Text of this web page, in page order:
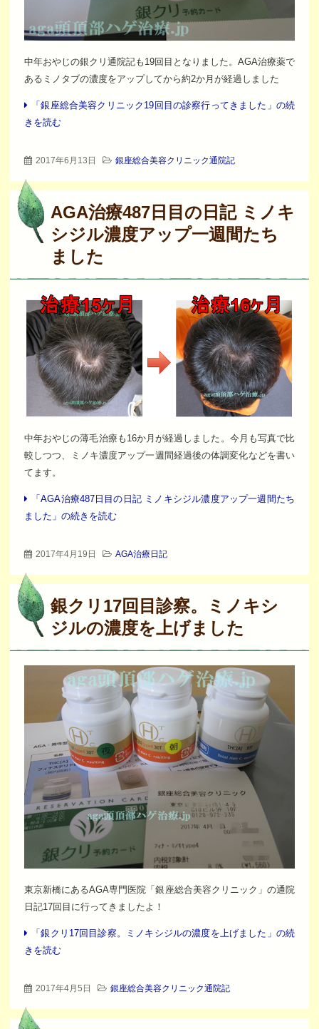
中年おやじの銀クリ通院記も19回目となりました。AGA治療薬で
あるミノタブの濃度をアップしてから約2か月が経過しました
「銀座総合美容クリニック19回目の診察行ってきました」の続
きを読む
2017年6月13日 銀座総合美容クリニック通院記
AGA治療487日目の日記 ミノキ
シジル濃度アップ一週間たち
ました
中年おやじの薄毛治療も16か月が経過しました。今月も写真で比
較しつつ、ミノキ濃度アップ一週間経過後の体調変化などを書い
てます。
「AGA治療487日目の日記 ミノキシジル濃度アップ一週間たち
ました」の続きを読む
2017年4月19日 AGA治療日記
銀クリ17回目診察。ミノキシ
ジルの濃度を上げました
東京新橋にあるAGA専門医院「銀座総合美容クリニック」の通院
日記17回目に行ってきましたよ！
「銀クリ17回目診察。ミノキシジルの濃度を上げました」の続
きを読む
2017年4月5日 銀座総合美容クリニック通院記